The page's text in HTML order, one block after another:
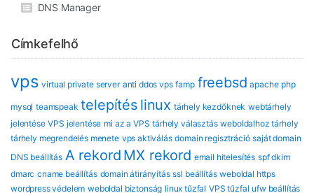
DNS Manager
Címkefelhő
vps virtual private server anti ddos vps famp freebsd apache php
mysql teamspeak telepítés linux tárhely kezdőknek webtárhely
jelentése VPS jelentése mi az a VPS tárhely választás weboldalhoz tárhely
tárhely megrendelés menete vps aktiválás domain regisztráció saját domain
DNS beállítás A rekord MX rekord email hitelesítés spf dkim
dmarc cname beállítás domain átirányítás ssl beállítás weboldal https
wordpress védelem weboldal biztonság linux tűzfal VPS tűzfal ufw beállítás